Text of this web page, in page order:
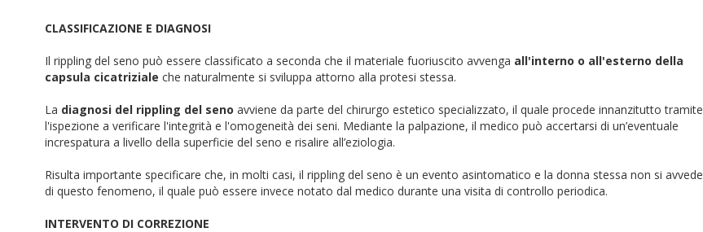
CLASSIFICAZIONE E DIAGNOSI
Il rippling del seno può essere classificato a seconda che il materiale fuoriuscito avvenga all'interno o all'esterno della
capsula cicatriziale che naturalmente si sviluppa attorno alla protesi stessa.
La diagnosi del rippling del seno avviene da parte del chirurgo estetico specializzato, il quale procede innanzitutto tramite
l'ispezione a verificare l'integrità e l'omogeneità dei seni. Mediante la palpazione, il medico può accertarsi di un’eventuale
increspatura a livello della superficie del seno e risalire all’eziologia.
Risulta importante specificare che, in molti casi, il rippling del seno è un evento asintomatico e la donna stessa non si avvede
di questo fenomeno, il quale può essere invece notato dal medico durante una visita di controllo periodica.
INTERVENTO DI CORREZIONE